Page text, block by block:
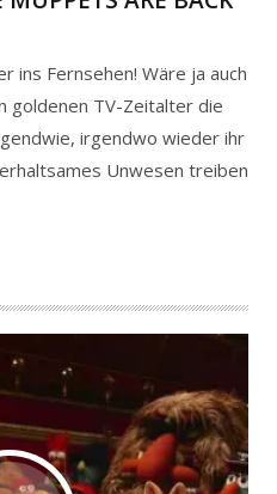
ins Fernsehen! Wäre ja auch
goldenen TV-Zeitalter die
irgendwo wieder ihr
Unwesen treiben